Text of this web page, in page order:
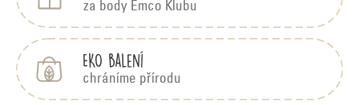
za body Emco Klubu
EKO balení
chráníme přírodu